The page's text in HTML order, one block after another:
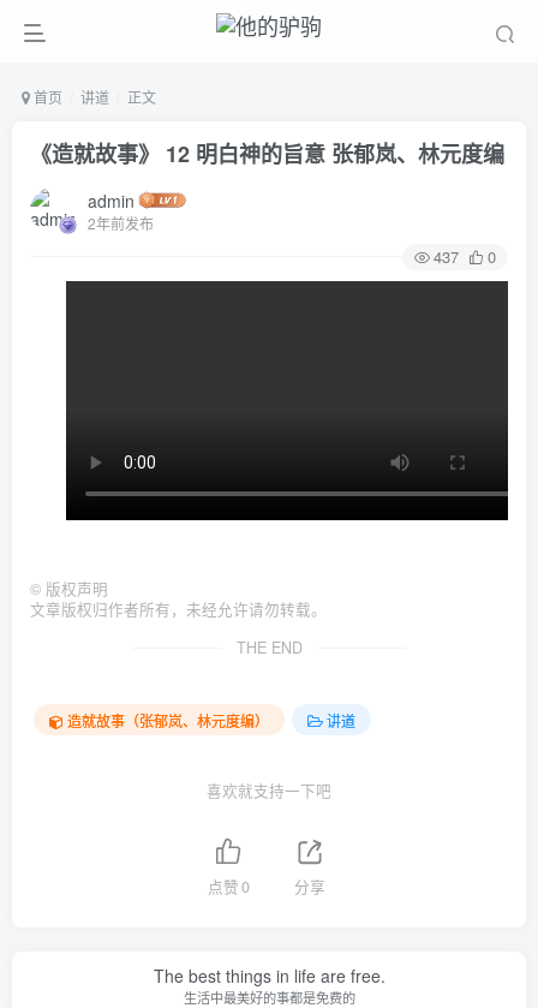
首页 讲道 正文
《造就故事》 12 明白神的旨意 张郁岚、林元度编
admin
2年前发布
437 0
© 版权声明
文章版权归作者所有，未经允许请勿转载。
THE END
造就故事（张郁岚、林元度编） 讲道
喜欢就支持一下吧
点赞0 分享
The best things in life are free.
生活中最美好的事都是免费的